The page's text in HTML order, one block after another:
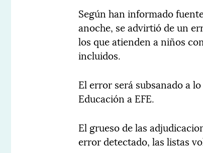
Según han informado
anoche, se advirtió de un
los que atienden a niños
incluidos.
El error será subsanado a
Educación a EFE.
El grueso de las
error detectado, las listas